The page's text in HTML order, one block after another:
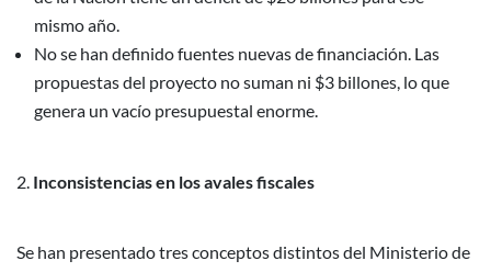
mismo año.
No se han definido fuentes nuevas de financiación. Las
propuestas del proyecto no suman ni $3 billones, lo que
genera un vacío presupuestal enorme.
Inconsistencias en los avales fiscales
Se han presentado tres conceptos distintos del Ministerio de